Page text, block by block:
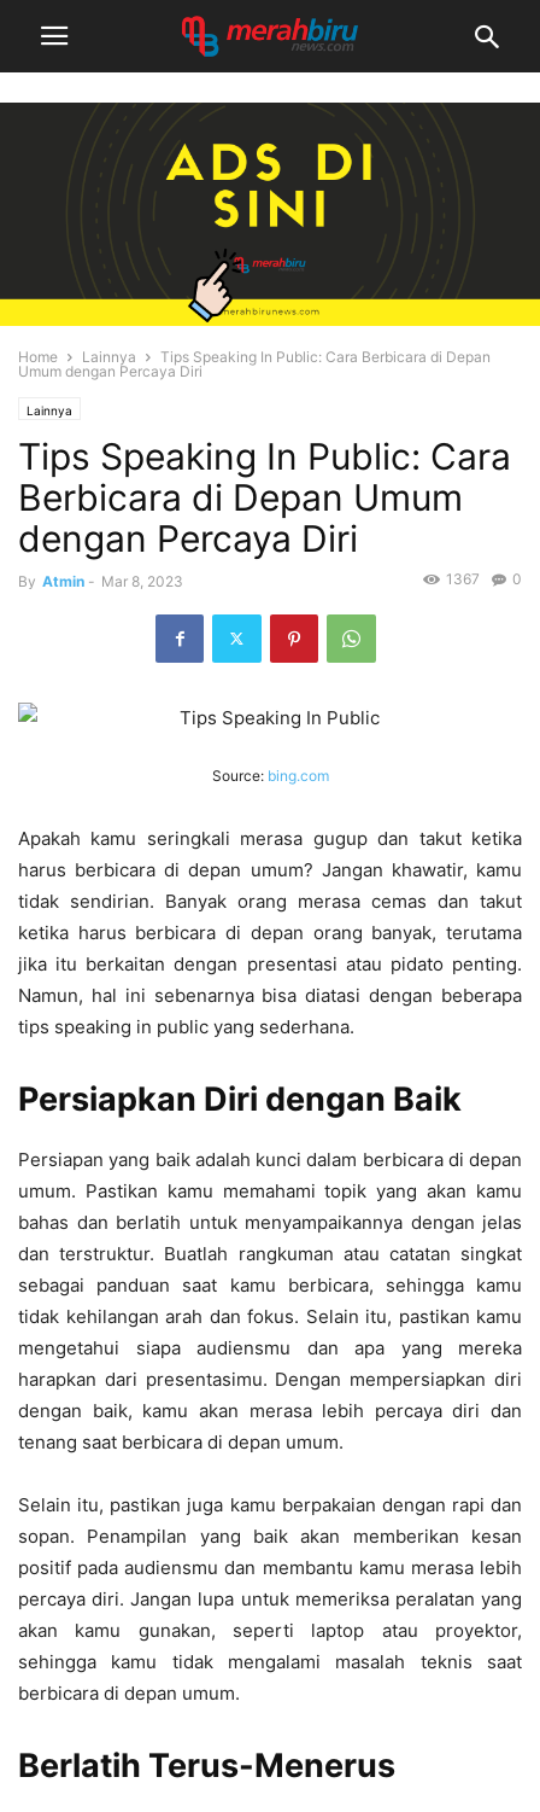
Home Lainnya
Tips Speaking In Public: Cara Berbicara di Depan
Umum dengan Percaya Diri
Lainnya
Tips Speaking In Public: Cara
Berbicara di Depan Umum
dengan Percaya Diri
By Atmin - Mar 8, 2023 0
1367
Source: bing.com
Apakah kamu seringkali merasa gugup dan takut ketika
harus berbicara di depan umum? Jangan khawatir, kamu
tidak sendirian. Banyak orang merasa cemas dan takut
ketika harus berbicara di depan orang banyak, terutama
jika itu berkaitan dengan presentasi atau pidato penting.
Namun, hal ini sebenarnya bisa diatasi dengan beberapa
tips speaking in public yang sederhana.
Persiapkan Diri dengan Baik
Persiapan yang baik adalah kunci dalam berbicara di depan
umum. Pastikan kamu memahami topik yang akan kamu
bahas dan berlatih untuk menyampaikannya dengan jelas
dan terstruktur. Buatlah rangkuman atau catatan singkat
sebagai panduan saat kamu berbicara, sehingga kamu
tidak kehilangan arah dan fokus. Selain itu, pastikan kamu
mengetahui siapa audiensmu dan apa yang mereka
harapkan dari presentasimu. Dengan mempersiapkan diri
dengan baik, kamu akan merasa lebih percaya diri dan
tenang saat berbicara di depan umum.
Selain itu, pastikan juga kamu berpakaian dengan rapi dan
sopan. Penampilan yang baik akan memberikan kesan
positif pada audiensmu dan membantu kamu merasa lebih
percaya diri. Jangan lupa untuk memeriksa peralatan yang
akan kamu gunakan, seperti laptop atau proyektor,
sehingga kamu tidak mengalami masalah teknis saat
berbicara di depan umum.
Berlatih Terus-Menerus